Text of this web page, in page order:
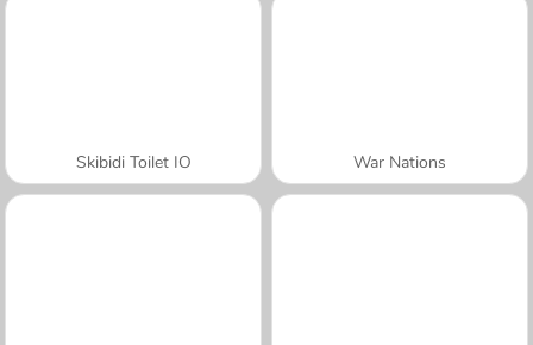
Skibidi Toilet IO War Nations